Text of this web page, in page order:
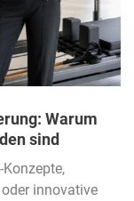
Warum
sind
innovative